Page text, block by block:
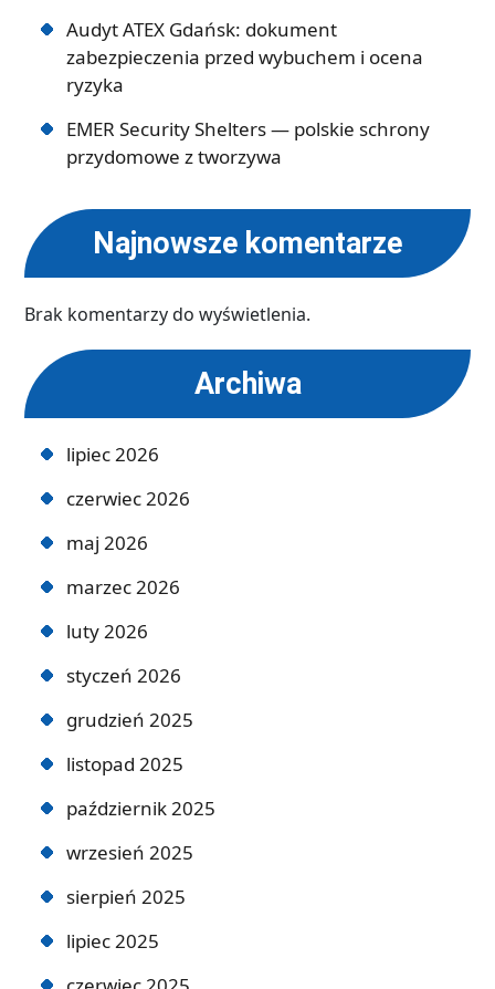
Audyt ATEX Gdańsk: dokument
zabezpieczenia przed wybuchem i ocena
ryzyka
EMER Security Shelters — polskie schrony
przydomowe z tworzywa
Najnowsze komentarze
Brak komentarzy do wyświetlenia.
Archiwa
lipiec 2026
czerwiec 2026
maj 2026
marzec 2026
luty 2026
styczeń 2026
grudzień 2025
listopad 2025
październik 2025
wrzesień 2025
sierpień 2025
lipiec 2025